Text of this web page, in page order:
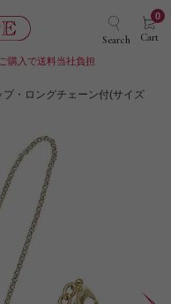
Search Cart
0
購入で送料当社負担
・ロングチェーン付(サイズ